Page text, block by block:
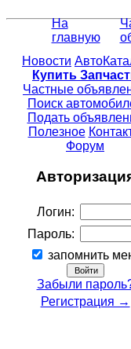
На
главную
Новости
Купить
Частные
Поиск
Подать
Полезное
Форум
Логин:
Пароль:
запомнить
Забыли
Регистрация →